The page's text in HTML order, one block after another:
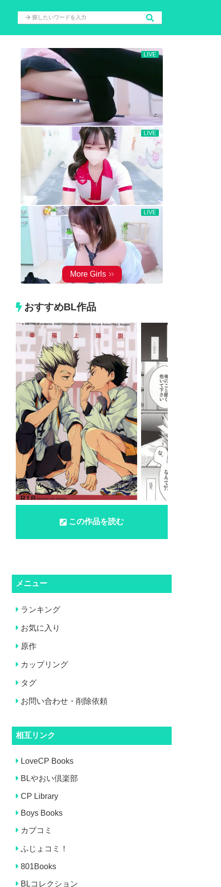
おすすめBL作品
この作品を読む
メニュー
ランキング
お気に入り
原作
カップリング
タグ
お問い合わせ・削除依頼
相互リンク
LoveCP Books
BLやおい倶楽部
CP Library
Boys Books
カプコミ
ふじょコミ！
801Books
BLコレクション